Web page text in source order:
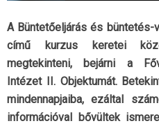
A Büntetőeljárás és büntetés-
című kurzus keretei
megtekinteni, bejárni a
Intézet II. Objektumát.
mindennapjaiba, ezáltal
információval bővültek